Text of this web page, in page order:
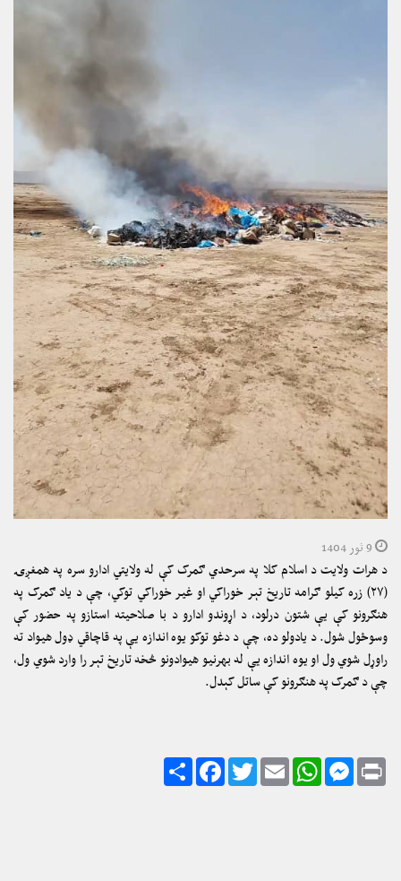
د هرات ولایت د اسلام کلا په سرحدي ګمرک کې له ولایتي ادارو سره په همغږۍ
(۲۷) زره کیلو ګرامه تاریخ تېر خوراکي او غیر خوراکي توکي، چې د یاد ګمرک په
هنګرونو کې یې شتون درلود، د اړوندو ادارو د با صلاحیته استازو په حضور کې
وسوځول شول. د یادولو ده، چې د دغو توکو یوه اندازه یې په قاچاقي ډول هیواد ته
راوړل شوي ول او یوه اندازه یې له بهرنیو هیوادونو څخه تاریخ تېر را وارد شوي ول،
چې د ګمرک په هنګرونو کې ساتل کېدل.